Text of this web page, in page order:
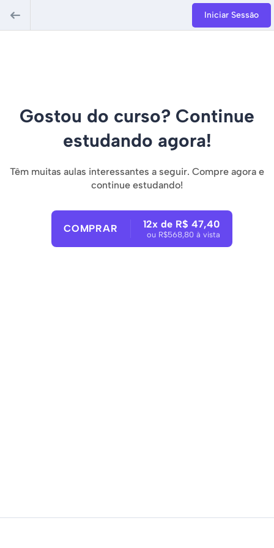
Iniciar Sessão
Gostou do curso? Continue
estudando agora!
Têm muitas aulas interessantes a seguir. Compre agora e
continue estudando!
COMPRAR 12x de R$ 47,40
ou R$568,80 à vista